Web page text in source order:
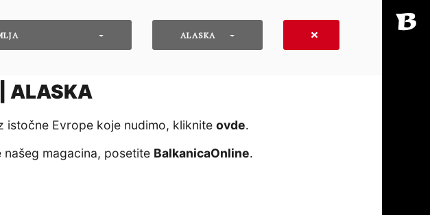
ALASKA
ALASKA
Evrope koje nudimo, kliknite ovde․
magacina, posetite BalkanicaOnline․